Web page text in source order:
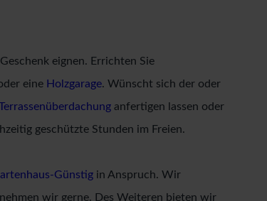
eignen. Errichten Sie
eine Holzgarage. Wünscht sich der oder
anfertigen lassen oder
geschützte Stunden im Freien.
Günstig in Anspruch. Wir
wir gerne. Des Weiteren bieten wir